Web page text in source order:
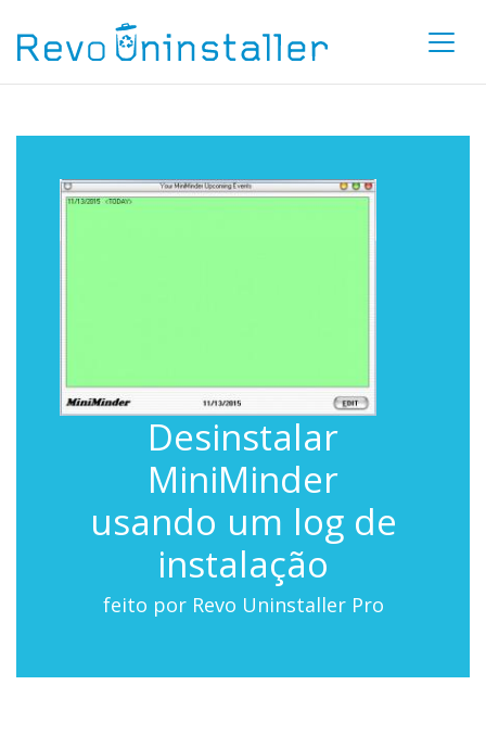
Desinstalar
MiniMinder
usando um log de
instalação
feito por Revo Uninstaller Pro